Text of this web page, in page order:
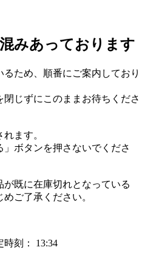
みあっております
ため、順番にご案内しており
じずにこのままお待ちくださ
ます。
ボタンを押さないでくださ
既に在庫切れとなっている
ご了承ください。
刻：
13:34